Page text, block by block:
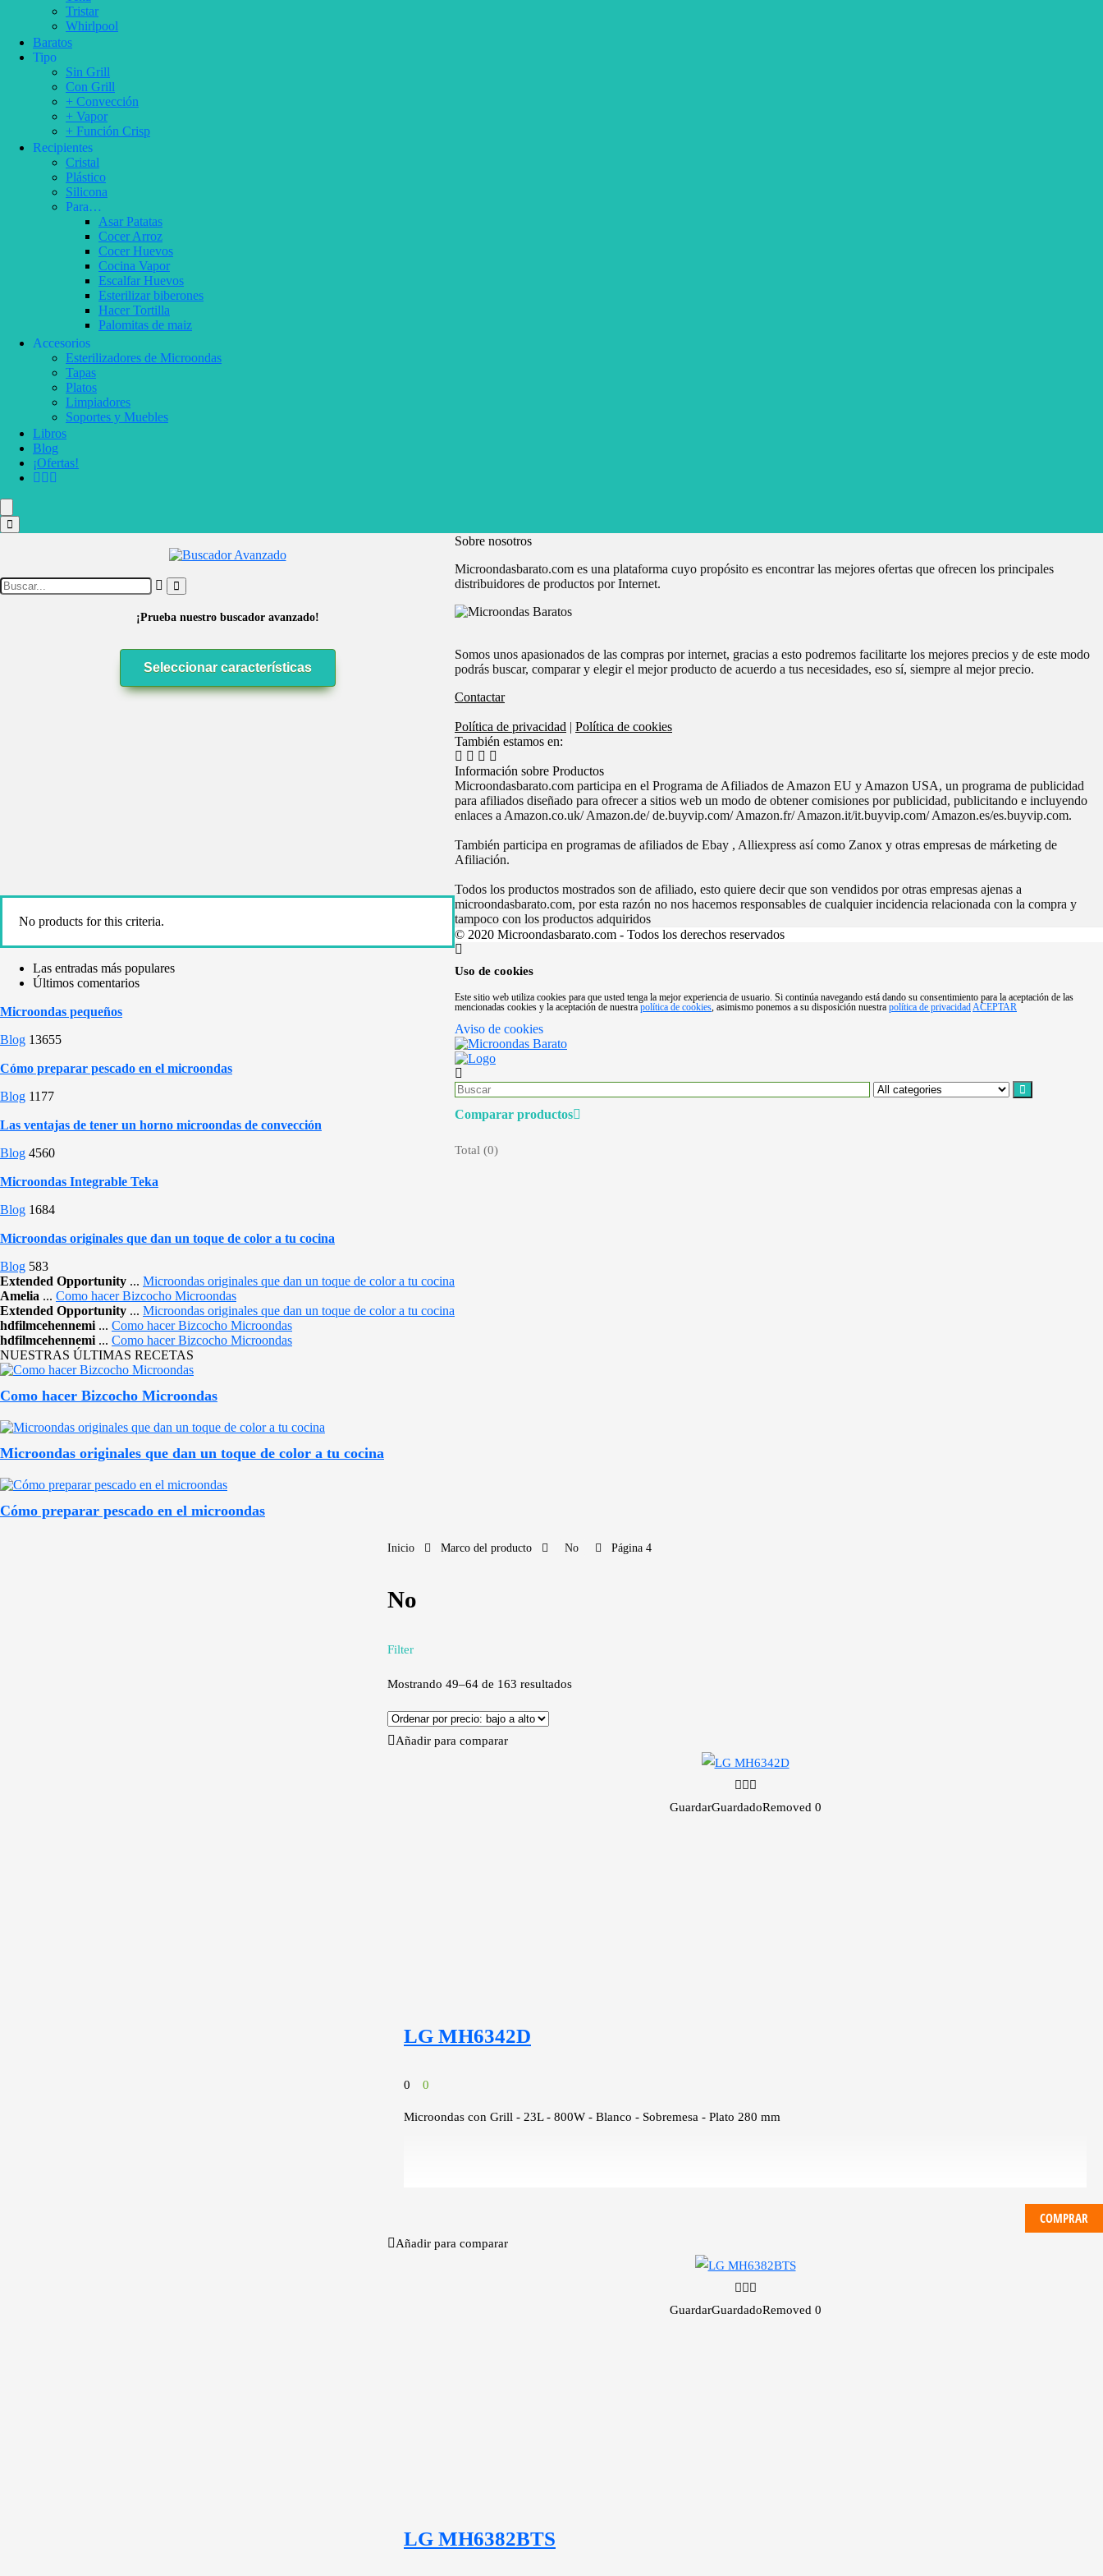
Tristar
Whirlpool
Baratos
Tipo
Sin Grill
Con Grill
+ Convección
+ Vapor
+ Función Crisp
Recipientes
Cristal
Plástico
Silicona
Para…
Asar Patatas
Cocer Arroz
Cocer Huevos
Cocina Vapor
Escalfar Huevos
Esterilizar biberones
Hacer Tortilla
Palomitas de maiz
Accesorios
Esterilizadores de Microondas
Tapas
Platos
Limpiadores
Soportes y Muebles
Libros
Blog
¡Ofertas!
¡Prueba nuestro buscador avanzado!
Seleccionar características
No products for this criteria.
Las entradas más populares
Últimos comentarios
Microondas pequeños
Blog 13655
Cómo preparar pescado en el microondas
Blog 1177
Las ventajas de tener un horno microondas de convección
Blog 4560
Microondas Integrable Teka
Blog 1684
Microondas originales que dan un toque de color a tu cocina
Blog 583
Extended Opportunity ... Microondas originales que dan un toque de color a tu cocina
Amelia ... Como hacer Bizcocho Microondas
Extended Opportunity ... Microondas originales que dan un toque de color a tu cocina
hdfilmcehennemi ... Como hacer Bizcocho Microondas
hdfilmcehennemi ... Como hacer Bizcocho Microondas
NUESTRAS ÚLTIMAS RECETAS
Como hacer Bizcocho Microondas
Microondas originales que dan un toque de color a tu cocina
Cómo preparar pescado en el microondas
Inicio Marco del producto No Página 4
No
Filter
Mostrando 49–64 de 163 resultados
Añadir para comparar
GuardarGuardadoRemoved 0
LG MH6342D
0 0
Microondas con Grill - 23L - 800W - Blanco - Sobremesa - Plato 280 mm
COMPRAR
Añadir para comparar
GuardarGuardadoRemoved 0
LG MH6382BTS
Sobre nosotros
Microondasbarato.com es una plataforma cuyo propósito es encontrar las mejores ofertas que ofrecen los principales
distribuidores de productos por Internet.
Somos unos apasionados de las compras por internet, gracias a esto podremos facilitarte los mejores precios y de este modo
podrás buscar, comparar y elegir el mejor producto de acuerdo a tus necesidades, eso sí, siempre al mejor precio.
Contactar
Política de privacidad | Política de cookies
También estamos en:
Información sobre Productos
Microondasbarato.com participa en el Programa de Afiliados de Amazon EU y Amazon USA, un programa de publicidad
para afiliados diseñado para ofrecer a sitios web un modo de obtener comisiones por publicidad, publicitando e incluyendo
enlaces a Amazon.co.uk/ Amazon.de/ de.buyvip.com/ Amazon.fr/ Amazon.it/it.buyvip.com/ Amazon.es/es.buyvip.com.
También participa en programas de afiliados de Ebay , Alliexpress así como Zanox y otras empresas de márketing de
Afiliación.
Todos los productos mostrados son de afiliado, esto quiere decir que son vendidos por otras empresas ajenas a
microondasbarato.com, por esta razón no nos hacemos responsables de cualquier incidencia relacionada con la compra y
tampoco con los productos adquiridos
© 2020 Microondasbarato.com - Todos los derechos reservados
Uso de cookies
Este sitio web utiliza cookies para que usted tenga la mejor experiencia de usuario. Si continúa navegando está dando su consentimiento para la aceptación de las
mencionadas cookies y la aceptación de nuestra política de cookies, asimismo ponemos a su disposición nuestra política de privacidadACEPTAR
Aviso de cookies
Search
for:
Comparar productos
Total (0)